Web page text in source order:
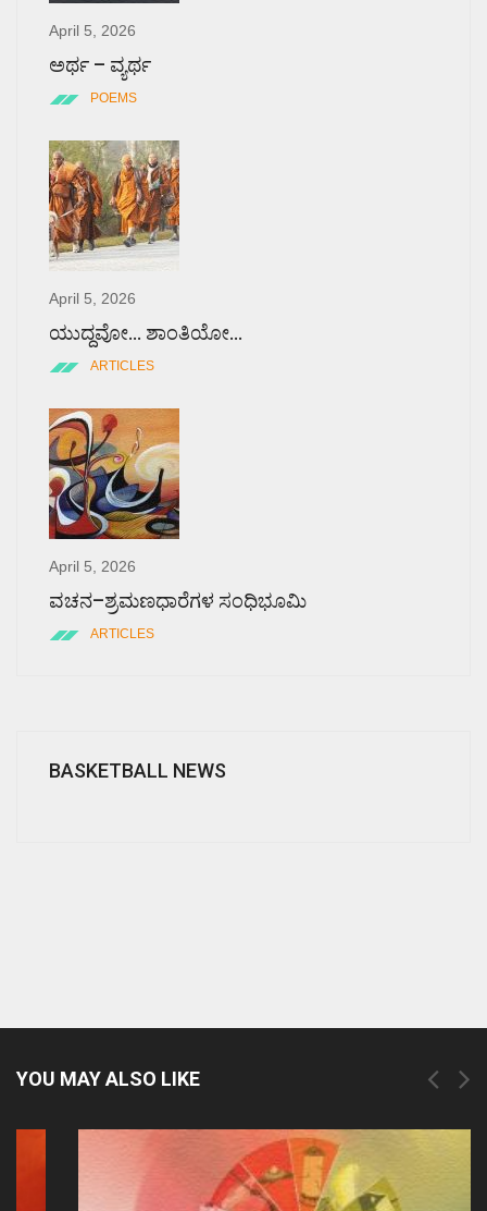
April 5, 2026
ಅರ್ಥ – ವ್ಯರ್ಥ
POEMS
April 5, 2026
ಯುದ್ದವೋ… ಶಾಂತಿಯೋ…
ARTICLES
April 5, 2026
ವಚನ–ಶ್ರಮಣಧಾರೆಗಳ ಸಂಧಿಭೂಮಿ
ARTICLES
BASKETBALL NEWS
YOU MAY ALSO LIKE